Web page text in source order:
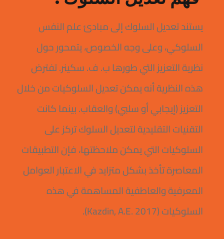
يستند تعديل السلوك إلى مبادئ علم النفس
السلوكي، وعلى وجه الخصوص، يتمحور حول
نظرية التعزيز التي طورها ب. ف. سكينر. تفترض
هذه النظرية أنه يمكن تعديل السلوكيات من خلال
التعزيز (إيجابي أو سلبي) والعقاب. بينما كانت
التقنيات التقليدية لتعديل السلوك تركز على
السلوكيات التي يمكن ملاحظتها، فإن التطبيقات
المعاصرة تأخذ بشكل متزايد في الاعتبار العوامل
المعرفية والعاطفية المساهمة في هذه
السلوكيات (Kazdin, A.E. 2017).